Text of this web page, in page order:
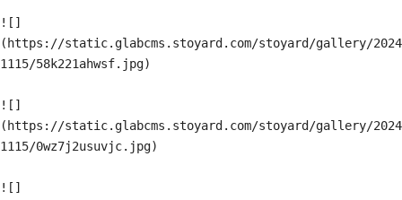
![]
(https://static.glabcms.stoyard.com/stoyard/gallery/2024
1115/58k221ahwsf.jpg)
![]
(https://static.glabcms.stoyard.com/stoyard/gallery/2024
1115/0wz7j2usuvjc.jpg)
![]